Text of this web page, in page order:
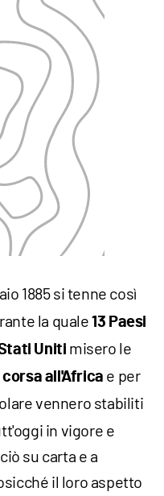
1885 si tenne così
la quale13 Paesi
Uniti misero le
corsa all'Africa e per
vennero stabiliti
in vigore e
su carta e a
il loro aspetto